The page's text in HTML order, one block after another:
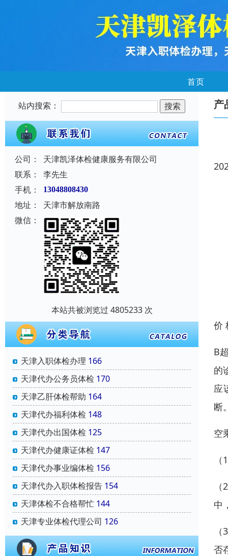
首页
站内搜索：
公司：
天津凯泽体检健康服务有限公司
联系：
李先生
手机：
13048808430
地址：
天津市解放南路
微信：
本站共被浏览过 4805233 次
天津入职体检办理 166
天津代办公务员体检 170
天津乙肝体检帮助 164
天津代办福利体检 148
天津代办出国体检 125
天津代办健康证体检 147
天津代办事业编体检 156
天津代办入职体检报告 154
天津体检不合格帮忙 144
天津专业体检代理公司 126
产
价
B
的
应
断
空
中
否